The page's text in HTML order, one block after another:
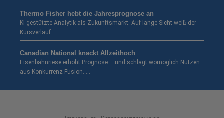
Thermo Fisher hebt die Jahresprognose an
KI-gestützte Analytik als Zukunftsmarkt. Auf lange Sicht weiß der
Kursverlauf …
Canadian National knackt Allzeithoch
Eisenbahnriese erhöht Prognose – und schlägt womöglich Nutzen
aus Konkurrenz-Fusion. …